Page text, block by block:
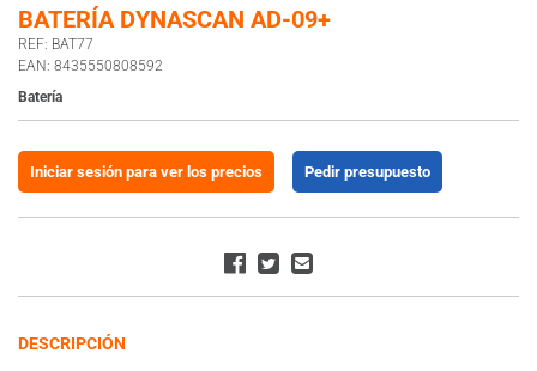
BATERÍA DYNASCAN AD-09+
REF: BAT77
EAN: 8435550808592
Batería
Iniciar sesión para ver los precios Pedir presupuesto
DESCRIPCIÓN